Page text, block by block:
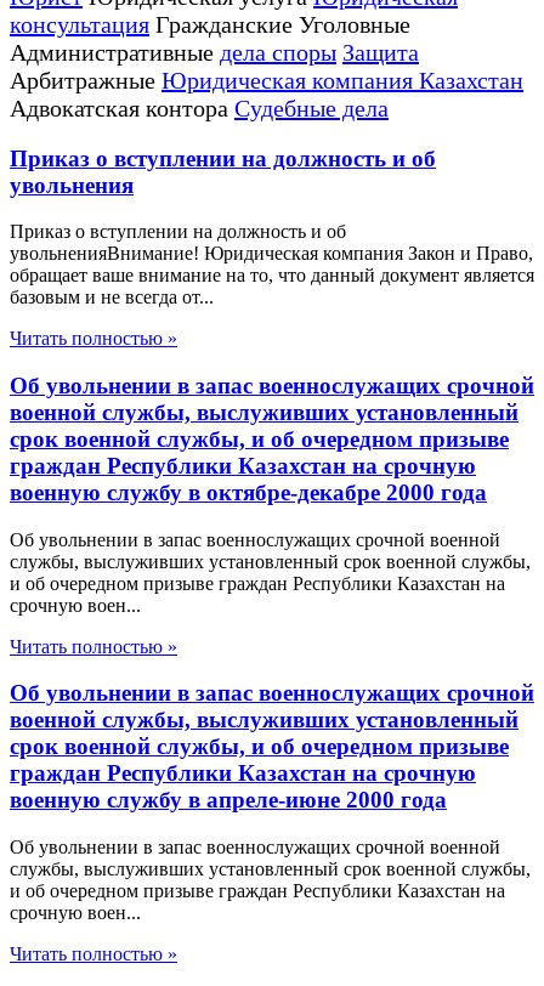
консультация Гражданские Уголовные
Административные дела споры Защита
Арбитражные Юридическая компания Казахстан
Адвокатская контора Судебные дела
Приказ о вступлении на должность и об
увольнения
Приказ о вступлении на должность и об
увольненияВнимание! Юридическая компания Закон и Право,
обращает ваше внимание на то, что данный документ является
базовым и не всегда от...
Читать полностью »
Об увольнении в запас военнослужащих срочной
военной службы, выслуживших установленный
срок военной службы, и об очередном призыве
граждан Республики Казахстан на срочную
военную службу в октябре-декабре 2000 года
Об увольнении в запас военнослужащих срочной военной
службы, выслуживших установленный срок военной службы,
и об очередном призыве граждан Республики Казахстан на
срочную воен...
Читать полностью »
Об увольнении в запас военнослужащих срочной
военной службы, выслуживших установленный
срок военной службы, и об очередном призыве
граждан Республики Казахстан на срочную
военную службу в апреле-июне 2000 года
Об увольнении в запас военнослужащих срочной военной
службы, выслуживших установленный срок военной службы,
и об очередном призыве граждан Республики Казахстан на
срочную воен...
Читать полностью »